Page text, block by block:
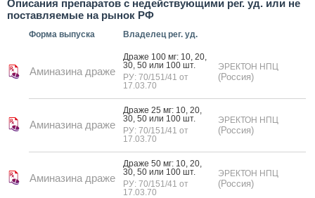
Описания препаратов с недействующими рег. уд. или не
поставляемые на рынок РФ
Форма выпуска Владелец рег. уд.
Аминазина драже
Дра­же 100 мг: 10, 20,
30, 50 или 100 шт.
РУ: 70/151/41 от
17.03.70
ЭРЕКТОН НПЦ
(Россия)
Аминазина драже
Дра­же 25 мг: 10, 20,
30, 50 или 100 шт.
РУ: 70/151/41 от
17.03.70
ЭРЕКТОН НПЦ
(Россия)
Аминазина драже
Дра­же 50 мг: 10, 20,
30, 50 или 100 шт.
РУ: 70/151/41 от
17.03.70
ЭРЕКТОН НПЦ
(Россия)